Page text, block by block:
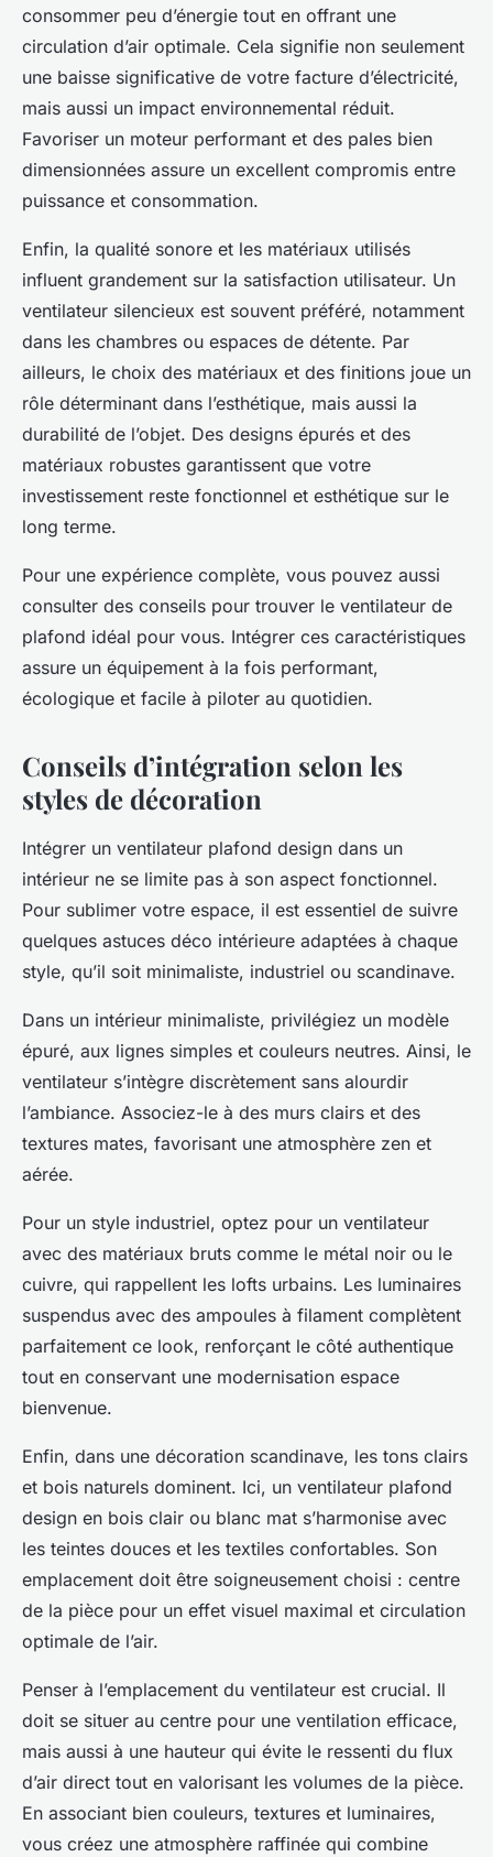
consommer peu d’énergie tout en offrant une
circulation d’air optimale. Cela signifie non seulement
une baisse significative de votre facture d’électricité,
mais aussi un impact environnemental réduit.
Favoriser un moteur performant et des pales bien
dimensionnées assure un excellent compromis entre
puissance et consommation.
Enfin, la qualité sonore et les matériaux utilisés
influent grandement sur la satisfaction utilisateur. Un
ventilateur silencieux est souvent préféré, notamment
dans les chambres ou espaces de détente. Par
ailleurs, le choix des matériaux et des finitions joue un
rôle déterminant dans l’esthétique, mais aussi la
durabilité de l’objet. Des designs épurés et des
matériaux robustes garantissent que votre
investissement reste fonctionnel et esthétique sur le
long terme.
Pour une expérience complète, vous pouvez aussi
consulter des conseils pour trouver le ventilateur de
plafond idéal pour vous. Intégrer ces caractéristiques
assure un équipement à la fois performant,
écologique et facile à piloter au quotidien.
Conseils d’intégration selon les
styles de décoration
Intégrer un ventilateur plafond design dans un
intérieur ne se limite pas à son aspect fonctionnel.
Pour sublimer votre espace, il est essentiel de suivre
quelques astuces déco intérieure adaptées à chaque
style, qu’il soit minimaliste, industriel ou scandinave.
Dans un intérieur minimaliste, privilégiez un modèle
épuré, aux lignes simples et couleurs neutres. Ainsi, le
ventilateur s’intègre discrètement sans alourdir
l’ambiance. Associez-le à des murs clairs et des
textures mates, favorisant une atmosphère zen et
aérée.
Pour un style industriel, optez pour un ventilateur
avec des matériaux bruts comme le métal noir ou le
cuivre, qui rappellent les lofts urbains. Les luminaires
suspendus avec des ampoules à filament complètent
parfaitement ce look, renforçant le côté authentique
tout en conservant une modernisation espace
bienvenue.
Enfin, dans une décoration scandinave, les tons clairs
et bois naturels dominent. Ici, un ventilateur plafond
design en bois clair ou blanc mat s’harmonise avec
les teintes douces et les textiles confortables. Son
emplacement doit être soigneusement choisi : centre
de la pièce pour un effet visuel maximal et circulation
optimale de l’air.
Penser à l’emplacement du ventilateur est crucial. Il
doit se situer au centre pour une ventilation efficace,
mais aussi à une hauteur qui évite le ressenti du flux
d’air direct tout en valorisant les volumes de la pièce.
En associant bien couleurs, textures et luminaires,
vous créez une atmosphère raffinée qui combine